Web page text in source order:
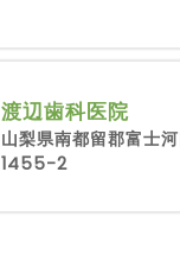
渡辺歯科医院
山梨県南都留郡富士
1455-2